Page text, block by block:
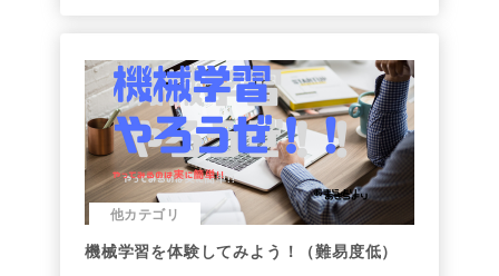
他カテゴリ
機械学習を体験してみよう！（難易度低）